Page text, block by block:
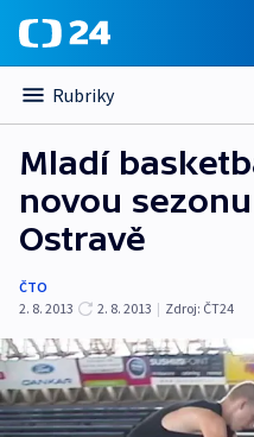
Rubriky
Mladí
novou
Ostravě
ČTO
2. 8. 2013
2. 8. 2013 | Zdroj: ČT24